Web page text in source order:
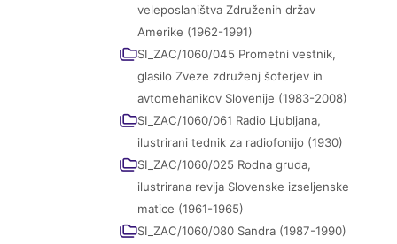
veleposlaništva Združenih držav
Amerike (1962-1991)
SI_ZAC/1060/045 Prometni vestnik,
glasilo Zveze združenj šoferjev in
avtomehanikov Slovenije (1983-2008)
SI_ZAC/1060/061 Radio Ljubljana,
ilustrirani tednik za radiofonijo (1930)
SI_ZAC/1060/025 Rodna gruda,
ilustrirana revija Slovenske izseljenske
matice (1961-1965)
SI_ZAC/1060/080 Sandra (1987-1990)